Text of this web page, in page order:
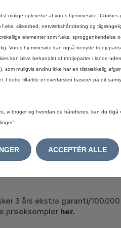
her ligesom du kan finde svar
du kan vælge perioden og
hvis bilen ikke er ældre end
gælder i Europa
3 års ekstra garanti/100.000
priseksempler her.
mulige oplevelse af vores hjemmeside. Cookies
sikkerhed, netværkshåndtering og
elementer som f.eks. sproggenkendelse
Vores hjemmeside kan også benytte
kan blive behandlet af tredjeparter i lande
som muligvis endnu ikke har en tilstrækkelig
I dette tilfælde er overførslen baseret på dit
vi bruger og hvordan de håndteres, kan du tilgå
ACCEPTÉR ALLE